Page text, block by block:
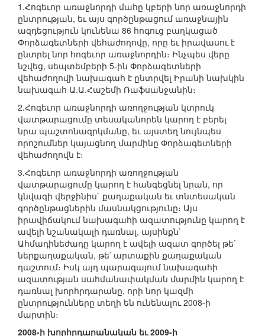
1.Հոգեւոր առաջնորդի մահը կբերի նոր առաջնորդի
ընտրության, եւ այս գործընթացում առաջնային
ազդեցություն կունենա 86 հոգուց բաղկացած
Փորձագետների վեհաժողովը, որը եւ իրավասու է
ընտրել նոր հոգեւոր առաջնորդին։ Ինչպես վերը
նշվեց, սեպտեմբերի 5-ին Փորձագետների
վեհաժողովի նախագահ է ընտրվել Իրանի նախկին
նախագահ Ա.Ա.Հաշեմի Ռաֆսանջանին։
2.Հոգեւոր առաջնորդի առողջության կտրուկ
վատթարացումը տեսականորեն կարող է բերել
նրա պաշտոնազրկմանը, եւ այստեղ նույնպես
որոշումներ կայացնող մարմինը Փորձագետների
վեհաժողովն է։
3.Հոգեւոր առաջնորդի առողջության
վատթարացումը կարող է հանգեցնել նրան, որ
կնվազի վերջինիս` քաղաքական եւ տնտեսական
գործընթացներին մասնակցությունը։ Այս
իրավիճակում նախագահի ազատությունը կարող է
ավելի նշանակալի դառնալ, այսինքն`
Ահմադինեժադը կարող է ավելի ազատ գործել թե՛
ներքաղաքական, թե՛ արտաքին քաղաքական
դաշտում։ Իսկ այդ պարագայում նախագահի
ազատության սահմանափակման մարմին կարող է
դառնալ խորհրդարանը, որի նոր կազմի
ընտրությունները տեղի են ունենալու 2008-ի
մարտին։
2008-ի խորհրդարանական եւ 2009-ի